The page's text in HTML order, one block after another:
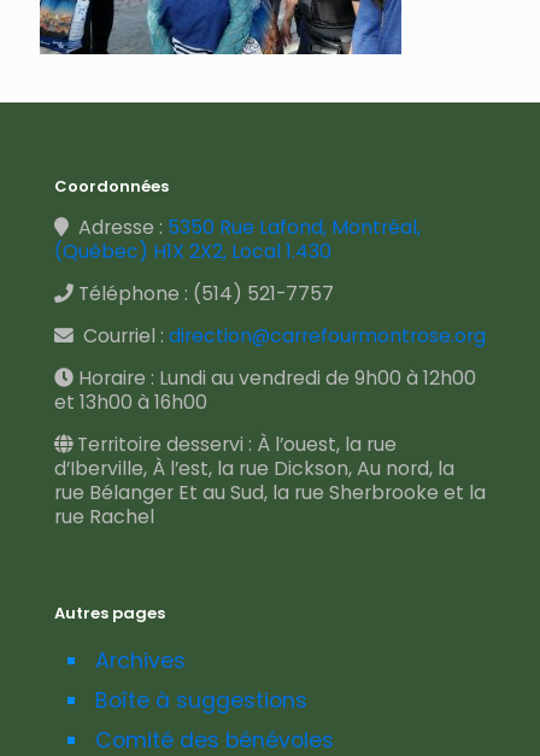
Coordonnées
Adresse : 5350 Rue Lafond, Montréal,
(Québec) H1X 2X2, Local 1.430
Téléphone : (514) 521-7757
Courriel : direction@carrefourmontrose.org
Horaire : Lundi au vendredi de 9h00 à 12h00
et 13h00 à 16h00
Territoire desservi : À l’ouest, la rue
d’Iberville, À l’est, la rue Dickson, Au nord, la
rue Bélanger Et au Sud, la rue Sherbrooke et la
rue Rachel
Autres pages
Archives
Boîte à suggestions
Comité des bénévoles